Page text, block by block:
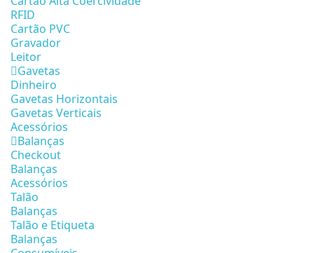
RFID
Cartão PVC
Gravador
Leitor
Gavetas
Dinheiro
Gavetas Horizontais
Gavetas Verticais
Acessórios
Balanças
Checkout
Balanças
Acessórios
Talão
Balanças
Talão e Etiqueta
Balanças